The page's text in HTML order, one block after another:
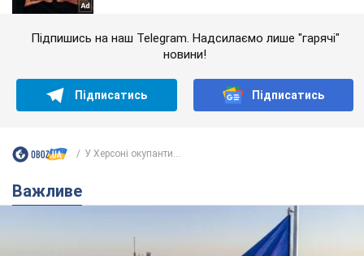
Підпишись на наш Telegram. Надсилаємо лише "гарячі"
новини!
Підписатись Підписатись
У Херсоні окупанти...
Важливе